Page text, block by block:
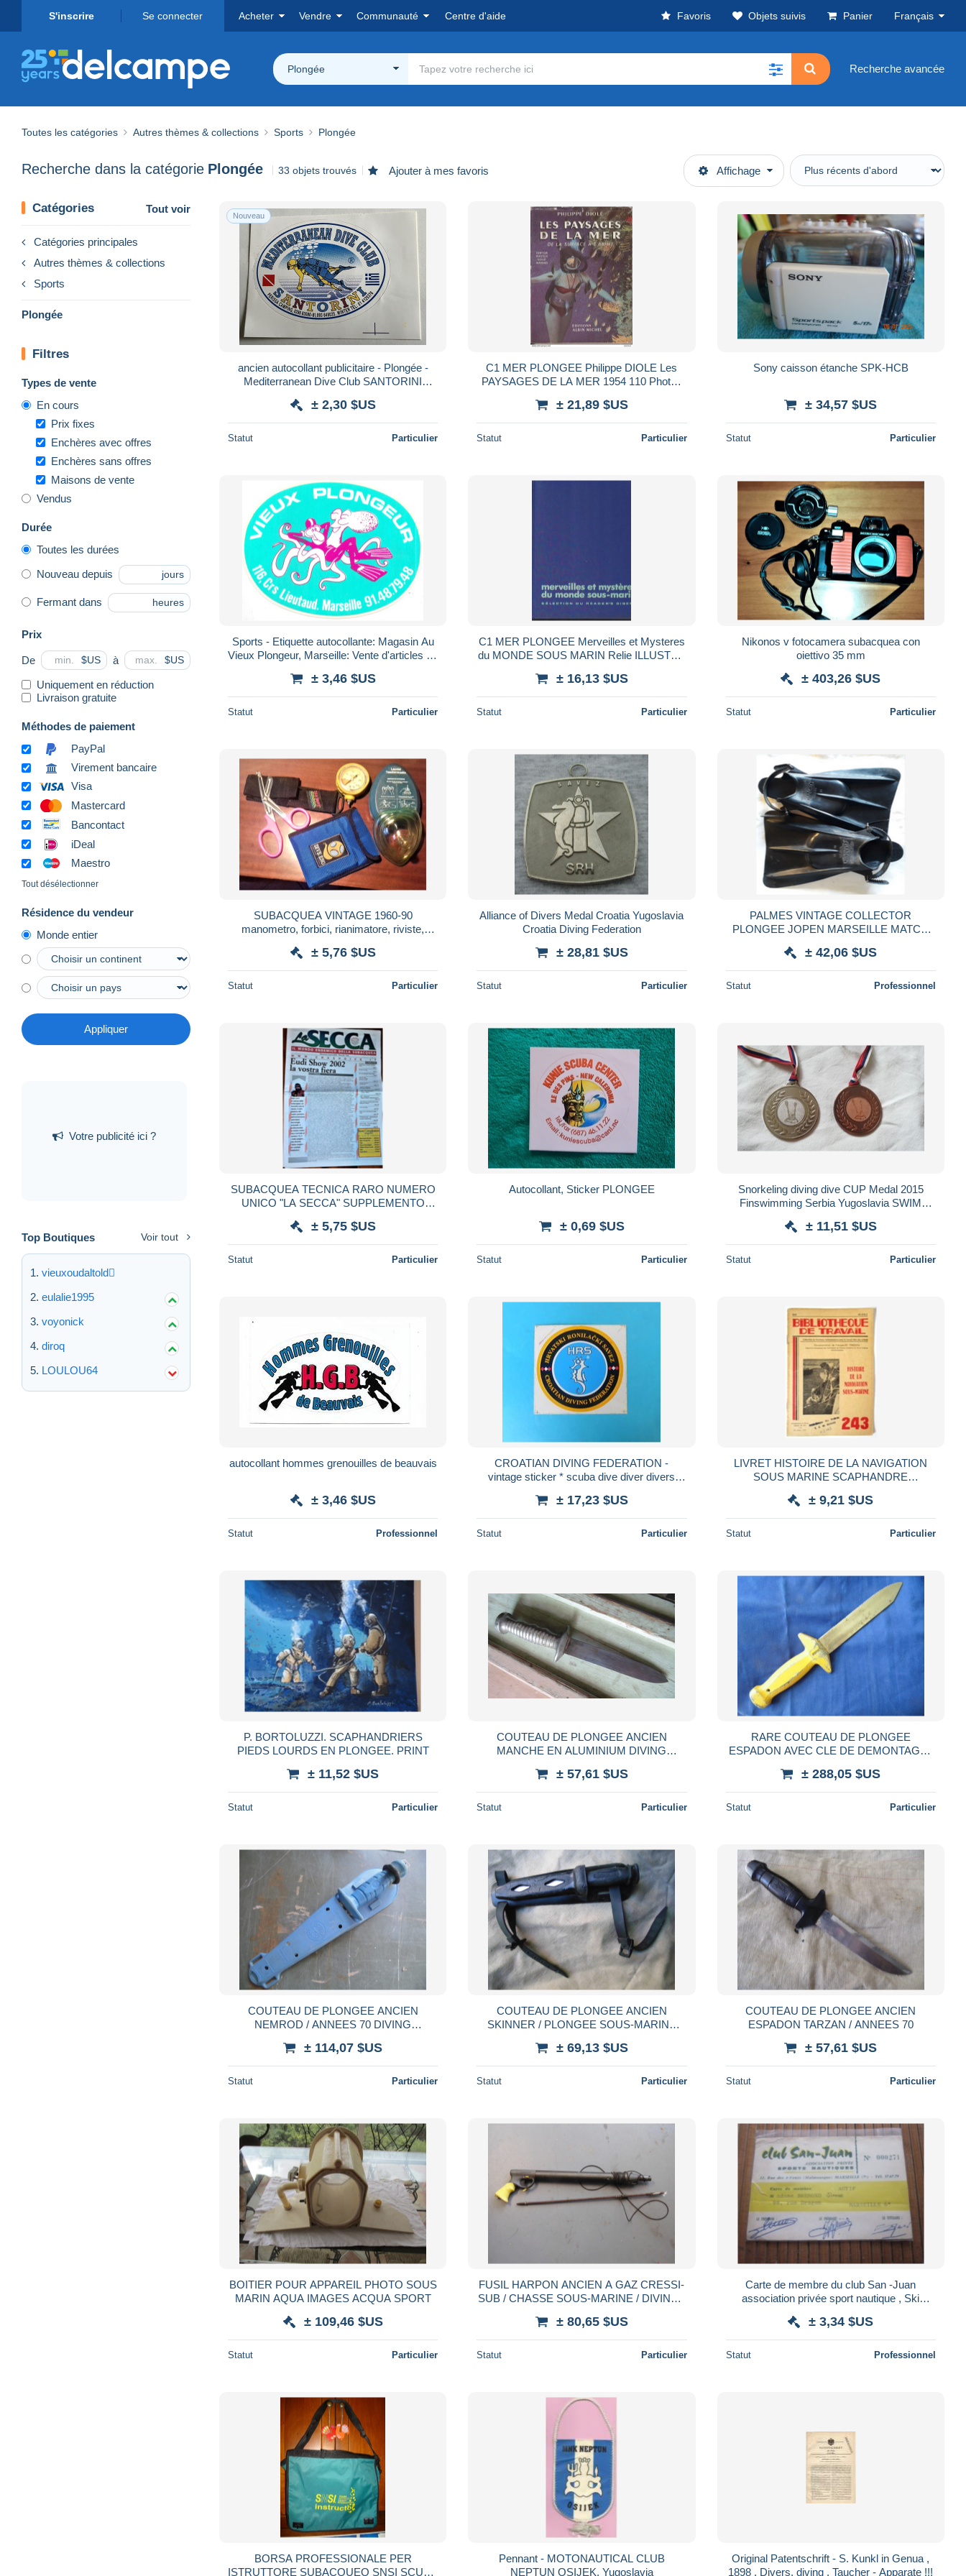
S'inscrire Se connecter Acheter Vendre Communauté Centre d'aide Favoris Objets suivis Panier Français
Plongée Recherche avancée
Toutes les catégories Autres thèmes & collections Sports Plongée
Recherche dans la catégorie Plongée 33 objets trouvés Ajouter à mes favoris Affichage
Catégories Tout voir
Catégories principales
Autres thèmes & collections
Sports
Plongée
Filtres
Types de vente
En cours
Prix fixes
Enchères avec offres
Enchères sans offres
Maisons de vente
Vendus
Durée
Toutes les durées
Nouveau depuis jours
Fermant dans heures
Prix
De $US à $US
Uniquement en réduction
Livraison gratuite
Méthodes de paiement
PayPal
Virement bancaire
Visa
Mastercard
Bancontact
iDeal
Maestro
Tout désélectionner
Résidence du vendeur
Monde entier
Appliquer
Votre publicité ici ?
Top Boutiques Voir tout
vieuxoudaltold
eulalie1995
voyonick
diroq
LOULOU64
Nouveau
ancien autocollant publicitaire - Plongée -
Mediterranean Dive Club SANTORINI
± 2,30 $US
Statut Particulier
C1 MER PLONGEE Philippe DIOLE Les
PAYSAGES DE LA MER 1954 110 Photos
± 21,89 $US
Statut Particulier
Sony caisson étanche SPK-HCB
± 34,57 $US
Statut Particulier
Sports - Etiquette autocollante: Magasin Au
Vieux Plongeur, Marseille: Vente d'articles de
± 3,46 $US
Statut Particulier
C1 MER PLONGEE Merveilles et Mysteres
du MONDE SOUS MARIN Relie ILLUSTRE
± 16,13 $US
Statut Particulier
Nikonos v fotocamera subacquea con
oiettivo 35 mm
± 403,26 $US
Statut Particulier
SUBACQUEA VINTAGE 1960-90
manometro, forbici, rianimatore, riviste,
± 5,76 $US
Statut Particulier
Alliance of Divers Medal Croatia Yugoslavia
Croatia Diving Federation
± 28,81 $US
Statut Particulier
PALMES VINTAGE COLLECTOR
PLONGEE JOPEN MARSEILLE MATCH
± 42,06 $US
Statut Professionnel
SUBACQUEA TECNICA RARO NUMERO
UNICO "LA SECCA" SUPPLEMENTO
± 5,75 $US
Statut Particulier
Autocollant, Sticker PLONGEE
± 0,69 $US
Statut Particulier
Snorkeling diving dive CUP Medal 2015
Finswimming Serbia Yugoslavia SWIM
natation
± 11,51 $US
Statut Particulier
autocollant hommes grenouilles de beauvais
± 3,46 $US
Statut Professionnel
CROATIAN DIVING FEDERATION -
vintage sticker * scuba dive diver divers
autocollant
± 17,23 $US
Statut Particulier
LIVRET HISTOIRE DE LA NAVIGATION
SOUS MARINE SCAPHANDRE
MARIN BIBLIOTHEQUE DE TRAVAIL 243
BT
± 9,21 $US
Statut Particulier
P. BORTOLUZZI. SCAPHANDRIERS
PIEDS LOURDS EN PLONGEE. PRINT
± 11,52 $US
Statut Particulier
COUTEAU DE PLONGEE ANCIEN
MANCHE EN ALUMINIUM DIVING
± 57,61 $US
Statut Particulier
RARE COUTEAU DE PLONGEE
ESPADON AVEC CLE DE DEMONTAGE /
SCPHANDRIER
± 288,05 $US
Statut Particulier
COUTEAU DE PLONGEE ANCIEN
NEMROD / ANNEES 70 DIVING
± 114,07 $US
Statut Particulier
COUTEAU DE PLONGEE ANCIEN
SKINNER / PLONGEE SOUS-MARINE
± 69,13 $US
Statut Particulier
COUTEAU DE PLONGEE ANCIEN
ESPADON TARZAN / ANNEES 70
± 57,61 $US
Statut Particulier
BOITIER POUR APPAREIL PHOTO SOUS
MARIN AQUA IMAGES ACQUA SPORT
± 109,46 $US
Statut Particulier
FUSIL HARPON ANCIEN A GAZ CRESSI-
SUB / CHASSE SOUS-MARINE / DIVING /
± 80,65 $US
Statut Particulier
Carte de membre du club San -Juan
association privée sport nautique , Ski
± 3,34 $US
Statut Professionnel
BORSA PROFESSIONALE PER
ISTRUTTORE SUBACQUEO SNSI SCUBA
Pennant - MOTONAUTICAL CLUB
NEPTUN OSIJEK, Yugoslavia
Original Patentschrift - S. Kunkl in Genua ,
1898 , Divers, diving , Taucher - Apparate !!!